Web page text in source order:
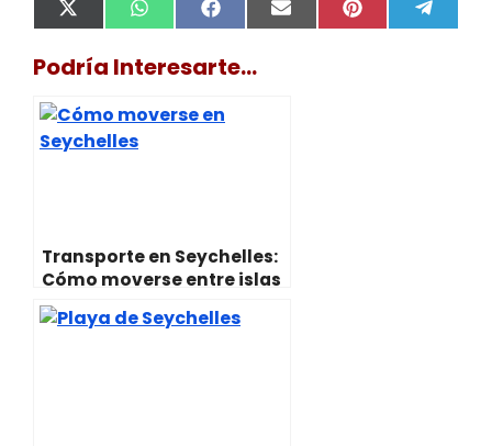
Compartir
en
X
(
w
t
t
e
r
Compartir
en
W
h
t
p
Compartir
en
F
a
e
o
Compartir
en
E
m
Compartir
en
P
i en
e
Podría Interesarte...
Transporte en Seychelles:
Cómo moverse entre islas